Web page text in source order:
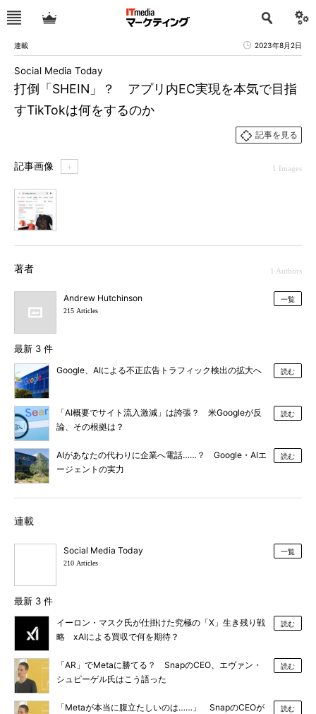
連載 2023年8月2日
打倒「SHEIN」？ アプリ内EC実現を本気で目指
すTikTokは何をするのか
Social Media Today
記事を見る
記事画像 ＋ 1 Images
著者 1 Authors
Andrew Hutchinson
215 Articles
一覧
最新 3 件
Google、AIによる不正広告トラフィック検出の拡大へ 読む
「AI概要でサイト流入激減」は誇張？ 米Googleが反
論、その根拠は？
読む
AIがあなたの代わりに企業へ電話……？ Google・AIエ
ージェントの実力
読む
連載
Social Media Today
210 Articles
一覧
最新 3 件
イーロン・マスク氏が仕掛けた究極の「X」生き残り戦
略 xAIによる買収で何を期待？
読む
「AR」でMetaに勝てる？ SnapのCEO、エヴァン・
シュピーゲル氏はこう語った
読む
「Metaが本当に腹立たしいのは……」 SnapのCEOが
読む